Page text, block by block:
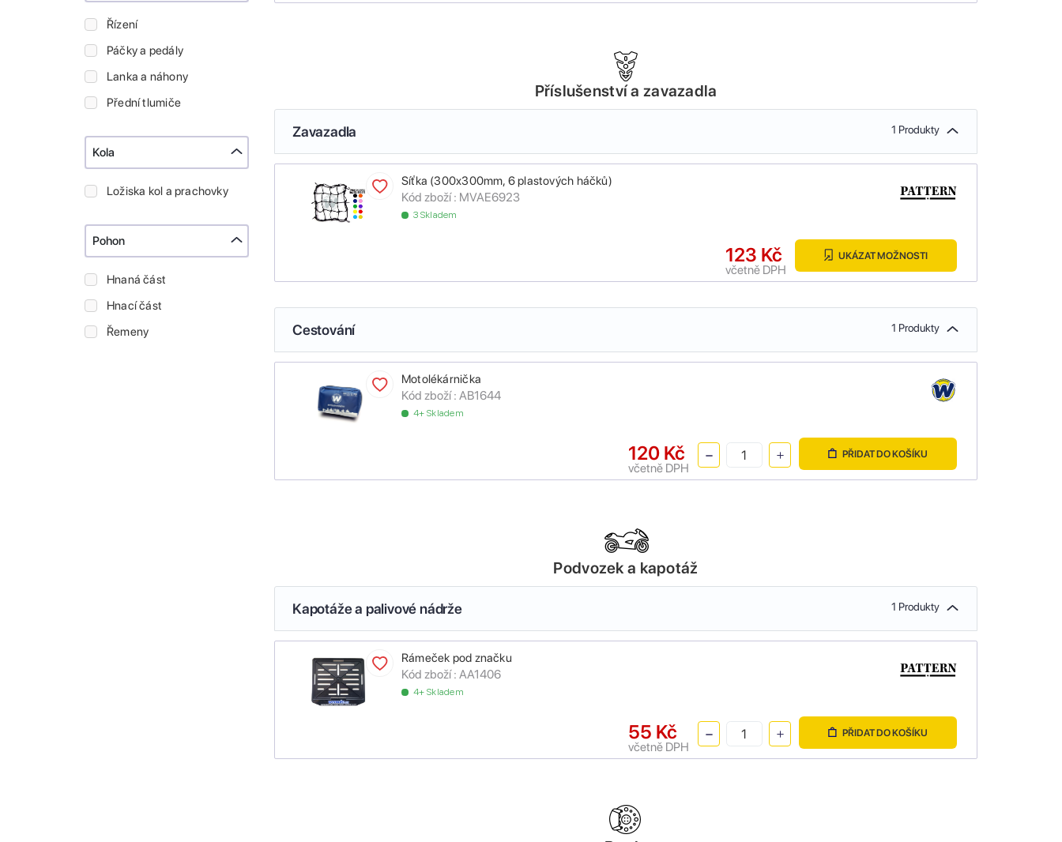
Řízení
Páčky a pedály
Lanka a náhony
Přední tlumiče
Kola
Ložiska kol a prachovky
Pohon
Hnaná část
Hnací část
Řemeny
Příslušenství a zavazadla
Zavazadla 1 Produkty
Síťka (300x300mm, 6 plastových háčků)
Kód zboží : MVAE6923
3 Skladem
123 Kč
včetně DPH
UKÁZAT MOŽNOSTI
Cestování 1 Produkty
Motolékárnička
Kód zboží : AB1644
4+ Skladem
120 Kč
včetně DPH
PŘIDAT DO KOŠÍKU
Podvozek a kapotáž
Kapotáže a palivové nádrže 1 Produkty
Rámeček pod značku
Kód zboží : AA1406
4+ Skladem
55 Kč
včetně DPH
PŘIDAT DO KOŠÍKU